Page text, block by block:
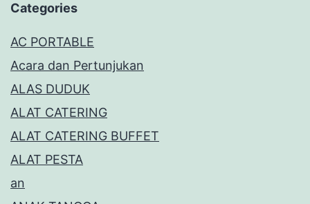
Categories
AC PORTABLE
Acara dan Pertunjukan
ALAS DUDUK
ALAT CATERING
ALAT CATERING BUFFET
ALAT PESTA
an